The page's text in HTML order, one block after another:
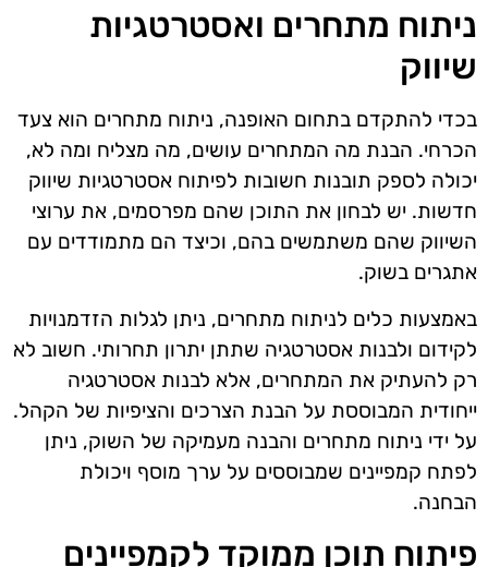
ניתוח מתחרים ואסטרטגיות
שיווק
בכדי להתקדם בתחום האופנה, ניתוח מתחרים הוא צעד
הכרחי. הבנת מה המתחרים עושים, מה מצליח ומה לא,
יכולה לספק תובנות חשובות לפיתוח אסטרטגיות שיווק
חדשות. יש לבחון את התוכן שהם מפרסמים, את ערוצי
השיווק שהם משתמשים בהם, וכיצד הם מתמודדים עם
אתגרים בשוק.
באמצעות כלים לניתוח מתחרים, ניתן לגלות הזדמנויות
לקידום ולבנות אסטרטגיה שתתן יתרון תחרותי. חשוב לא
רק להעתיק את המתחרים, אלא לבנות אסטרטגיה
ייחודית המבוססת על הבנת הצרכים והציפיות של הקהל.
על ידי ניתוח מתחרים והבנה מעמיקה של השוק, ניתן
לפתח קמפיינים שמבוססים על ערך מוסף ויכולת
הבחנה.
פיתוח תוכן ממוקד לקמפיינים